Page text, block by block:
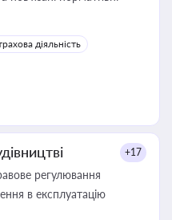
діяльність
+17
регулювання
в експлуатацію